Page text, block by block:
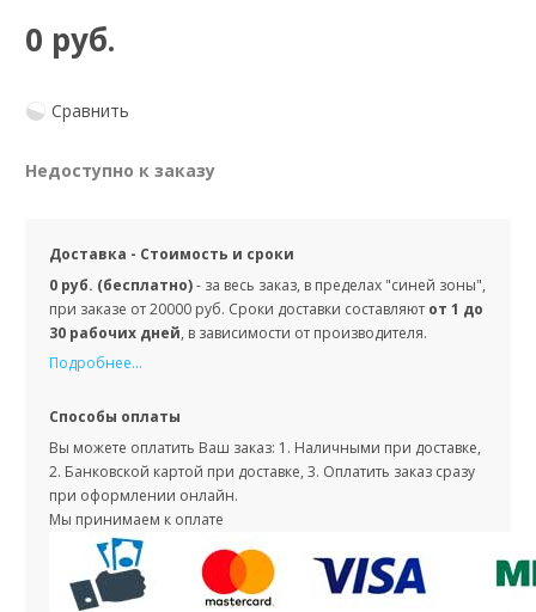
0 руб.
Сравнить
Недоступно к заказу
Доставка - Стоимость и сроки
0 руб. (бесплатно)- за весь заказ, в пределах "синей зоны",
при заказе от 20000 руб. Сроки доставки составляют от 1 до
30 рабочих дней, в зависимости от производителя.
Подробнее...
Способы оплаты
Вы можете оплатить Ваш заказ: 1. Наличными при доставке,
2. Банковской картой при доставке, 3. Оплатить заказ сразу
при оформлении онлайн.
Мы принимаем к оплате